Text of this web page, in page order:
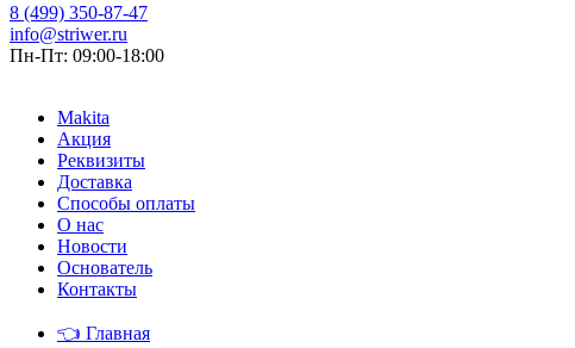
8 (499) 350-87-47
info@striwer.ru
Пн-Пт: 09:00-18:00
Makita
Акция
Реквизиты
Доставка
Способы оплаты
О нас
Новости
Основатель
Контакты
👈 Главная